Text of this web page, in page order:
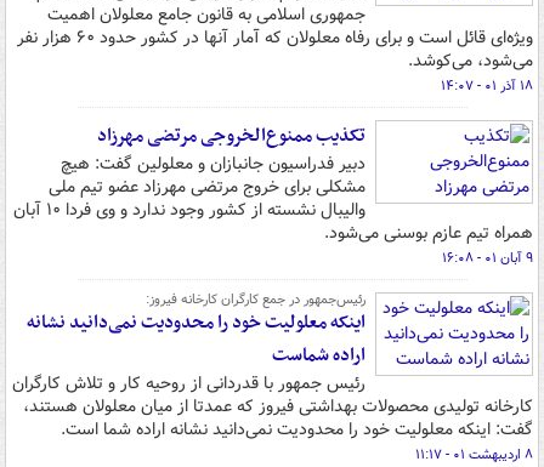
جمهوری اسلامی به قانون جامع معلولان اهمیت
ویژه‌ای قائل است و برای رفاه معلولان که آمار آنها در کشور حدود ۶۰ هزار نفر
می‌شود، می‌کوشد.
۱۸ آذر ۰۱ - ۱۴:۰۷
تکذیب ممنوع‌الخروجی مرتضی مهرزاد
دبیر فدراسیون جانبازان و معلولین گفت: هیچ
مشکلی برای خروج مرتضی مهرزاد عضو تیم ملی
والیبال نشسته از کشور وجود ندارد و وی فردا ۱۰ آبان
همراه تیم عازم بوسنی می‌شود.
۹ آبان ۰۱ - ۱۶:۰۸
رئیس‌جمهور در جمع کارگران کارخانه فیروز:
اینکه معلولیت خود را محدودیت نمی‌دانید نشانه
اراده شماست
رئیس جمهور با قدردانی از روحیه کار و تلاش کارگران
کارخانه تولیدی محصولات بهداشتی فیروز که عمدتا از میان معلولان هستند،
گفت: اینکه معلولیت خود را محدودیت نمی‌دانید نشانه اراده شما است.
۸ اردیبهشت ۰۱ - ۱۱:۱۷